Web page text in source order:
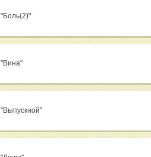
"Боль(2)"
"Вина"
"Выпускной"